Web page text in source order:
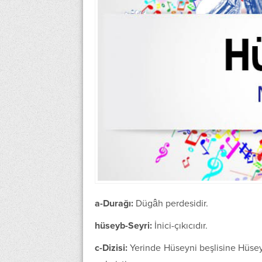
a-Durağı: Dügâh perdesidir.
hüseyb-Seyri: İnici-çıkıcıdır.
c-Dizisi: Yerinde Hüseyni beşlisine